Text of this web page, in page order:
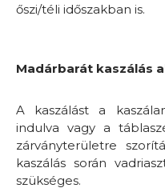
őszi/téli időszakban is.
Madárbarát kaszálás
A kaszálást a
indulva vagy a
zárványterületre
kaszálás során
szükséges.